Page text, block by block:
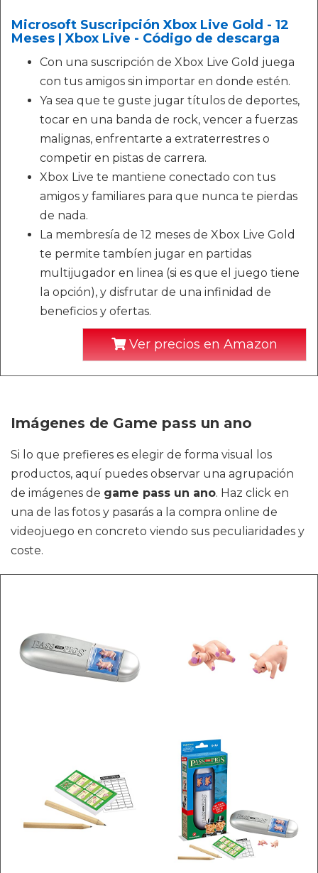
Microsoft Suscripción Xbox Live Gold - 12
Meses | Xbox Live - Código de descarga
Con una suscripción de Xbox Live Gold juega
con tus amigos sin importar en donde estén.
Ya sea que te guste jugar títulos de deportes,
tocar en una banda de rock, vencer a fuerzas
malignas, enfrentarte a extraterrestres o
competir en pistas de carrera.
Xbox Live te mantiene conectado con tus
amigos y familiares para que nunca te pierdas
de nada.
La membresía de 12 meses de Xbox Live Gold
te permite tambíen jugar en partidas
multijugador en linea (si es que el juego tiene
la opción), y disfrutar de una infinidad de
beneficios y ofertas.
Ver precios en Amazon
Imágenes de Game pass un ano
Si lo que prefieres es elegir de forma visual los
productos, aquí puedes observar una agrupación
de imágenes de game pass un ano. Haz click en
una de las fotos y pasarás a la compra online de
videojuego en concreto viendo sus peculiaridades y
coste.